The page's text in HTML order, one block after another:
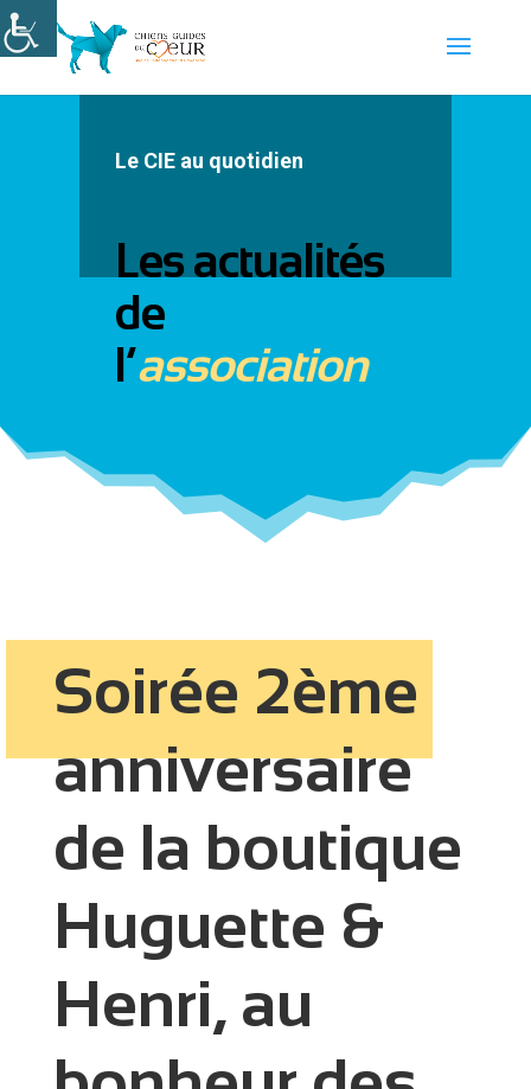
Le CIE au quotidien
Les actualités
de
l’association
Soirée 2ème
anniversaire
de la boutique
Huguette &
Henri, au